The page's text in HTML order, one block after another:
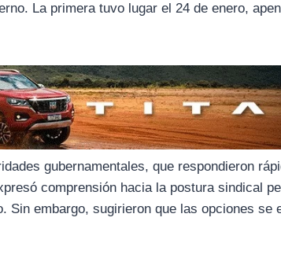
La primera tuvo lugar el 24 de enero,
gubernamentales, que respondieron
comprensión hacia la postura sindical
Sin embargo, sugirieron que las opciones se